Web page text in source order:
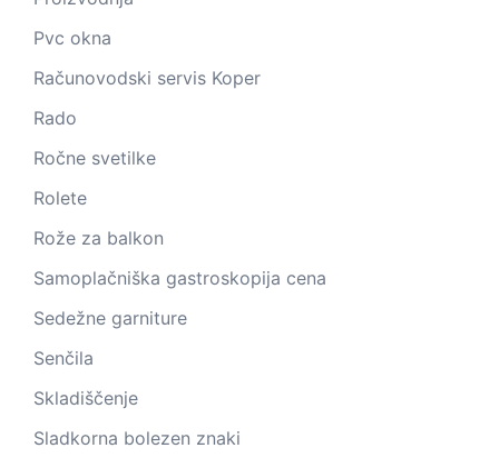
Pvc okna
Računovodski servis Koper
Rado
Ročne svetilke
Rolete
Rože za balkon
Samoplačniška gastroskopija cena
Sedežne garniture
Senčila
Skladiščenje
Sladkorna bolezen znaki